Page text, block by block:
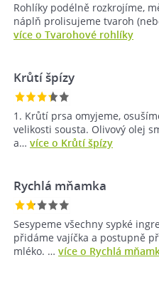
Rohlíky podélně rozkrojíme,
náplň prolisujeme tvaroh
více o Tvarohové rohlíky
Krůtí špízy
1. Krůtí prsa omyjeme,
velikosti sousta. Olivový olej
a… více o Krůtí špízy
Rychlá mňamka
Sesypeme všechny sypké
přidáme vajíčka a postupně
mléko. … více o Rychlá